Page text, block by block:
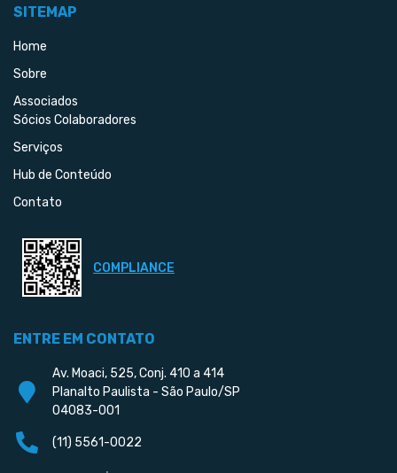
SITEMAP
Home
Sobre
Associados
Sócios Colaboradores
Serviços
Hub de Conteúdo
Contato
COMPLIANCE
ENTRE EM CONTATO
Av. Moaci, 525, Conj. 410 a 414
Planalto Paulista - São Paulo/SP
04083-001
(11) 5561-0022